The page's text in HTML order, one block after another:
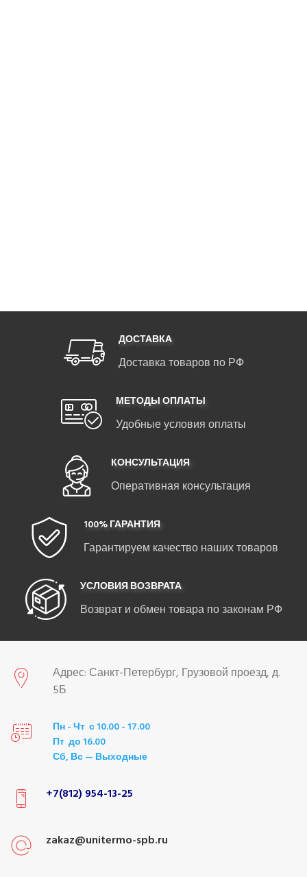
ДОСТАВКА
Доставка товаров по РФ
МЕТОДЫ ОПЛАТЫ
Удобные условия оплаты
КОНСУЛЬТАЦИЯ
Оперативная консультация
100% ГАРАНТИЯ
Гарантируем качество наших товаров
УСЛОВИЯ ВОЗВРАТА
Возврат и обмен товара по законам РФ
Адрес: Санкт-Петербург, Грузовой проезд, д.
5Б
Пн - Чт с 10.00 - 17.00
Пт до 16.00
Сб, Вс — Выходные
+7(812) 954-13-25
zakaz@unitermo-spb.ru